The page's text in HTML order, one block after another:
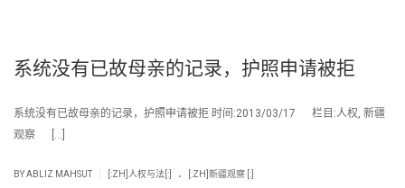
系统没有已故母亲的记录，护照申请被拒
系统没有已故母亲的记录，护照申请被拒 时间:2013/03/17 栏目:人权, 新疆
观察 […]
BYABLIZ MAHSUT [:ZH]人权与法[:] . [:ZH]新疆观察 [:]